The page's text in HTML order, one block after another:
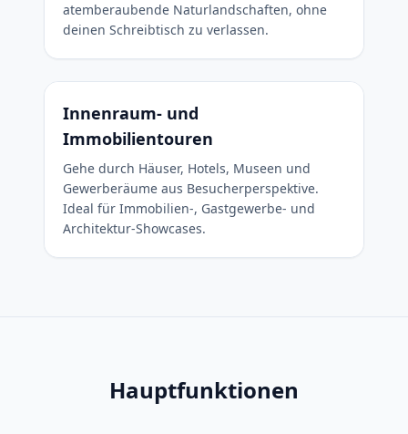
atemberaubende Naturlandschaften, ohne
deinen Schreibtisch zu verlassen.
Innenraum- und
Immobilientouren
Gehe durch Häuser, Hotels, Museen und
Gewerberäume aus Besucherperspektive.
Ideal für Immobilien-, Gastgewerbe- und
Architektur-Showcases.
Hauptfunktionen